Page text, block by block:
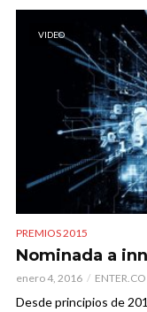
VIDEO
PREMIOS 2015
Nominada a
enero 4, 2016 ENTER.CO
Desde principios de